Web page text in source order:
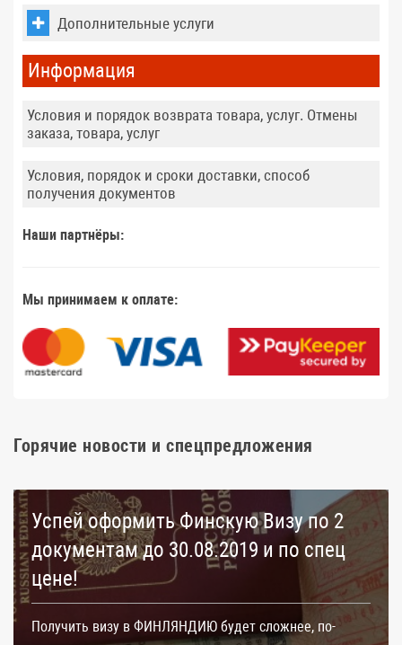
Дополнительные услуги
Информация
Условия и порядок возврата товара, услуг. Отмены
заказа, товара, услуг
Условия, порядок и сроки доставки, способ
получения документов
Наши партнёры:
Мы принимаем к оплате:
Горячие новости и спецпредложения
Успей оформить Финскую Визу по 2
документам до 30.08.2019 и по спец
цене!
Получить визу в ФИНЛЯНДИЮ будет сложнее, по-